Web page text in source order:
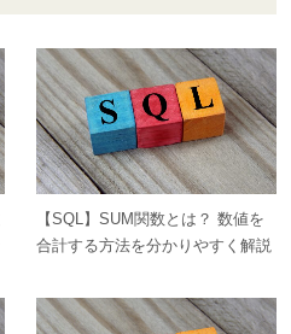
【SQL】SUM関数とは？ 数値を
合計する方法を分かりやすく解説